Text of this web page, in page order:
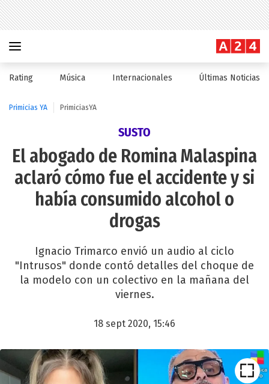
Rating Música Internacionales Últimas Noticias
Primicias YA PrimiciasYA
SUSTO
El abogado de Romina Malaspina
aclaró cómo fue el accidente y si
había consumido alcohol o
drogas
Ignacio Trimarco envió un audio al ciclo
"Intrusos" donde contó detalles del choque de
la modelo con un colectivo en la mañana del
viernes.
18 sept 2020, 15:46